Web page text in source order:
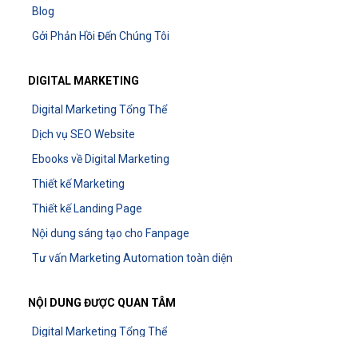
Blog
Gởi Phản Hồi Đến Chúng Tôi
DIGITAL MARKETING
Digital Marketing Tổng Thể
Dịch vụ SEO Website
Ebooks về Digital Marketing
Thiết kế Marketing
Thiết kế Landing Page
Nội dung sáng tạo cho Fanpage
Tư vấn Marketing Automation toàn diện
NỘI DUNG ĐƯỢC QUAN TÂM
Digital Marketing Tổng Thể